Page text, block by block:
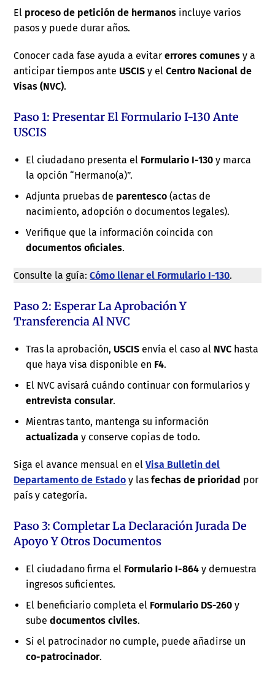
El proceso de petición de hermanos incluye varios
pasos y puede durar años.
Conocer cada fase ayuda a evitarerrores comunes y a
anticipar tiempos ante USCIS y elCentro Nacional de
Visas (NVC).
Paso 1: Presentar El Formulario I-130 Ante
USCIS
El ciudadano presenta el Formulario I-130 y marca
la opción “Hermano(a)”.
Adjunta pruebas de parentesco (actas de
nacimiento, adopción o documentos legales).
Verifique que la información coincida con
documentos oficiales.
Consulte la guía:Cómo llenar el Formulario I-130.
Paso 2: Esperar La Aprobación Y
Transferencia Al NVC
Tras la aprobación, USCIS envía el caso al NVC hasta
que haya visa disponible en F4.
El NVC avisará cuándo continuar con formularios y
entrevista consular.
Mientras tanto, mantenga su información
actualizada y conserve copias de todo.
Siga el avance mensual en elVisa Bulletin del
Departamento de Estado y lasfechas de prioridad por
país y categoría.
Paso 3: Completar La Declaración Jurada De
Apoyo Y Otros Documentos
El ciudadano firma el Formulario I-864 y demuestra
ingresos suficientes.
El beneficiario completa el Formulario DS-260 y
subedocumentos civiles.
Si el patrocinador no cumple, puede añadirse un
co-patrocinador.